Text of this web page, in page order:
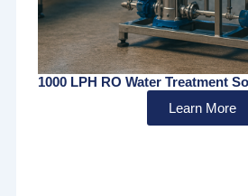
1000 LPH RO Water Treatment
Learn More